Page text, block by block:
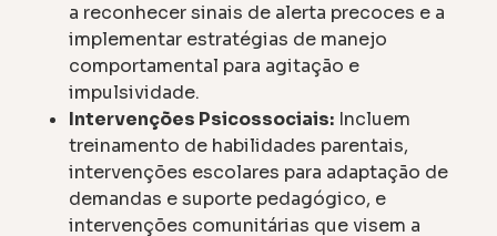
a reconhecer sinais de alerta precoces e a
implementar estratégias de manejo
comportamental para agitação e
impulsividade.
Intervenções Psicossociais: Incluem
treinamento de habilidades parentais,
intervenções escolares para adaptação de
demandas e suporte pedagógico, e
intervenções comunitárias que visem a